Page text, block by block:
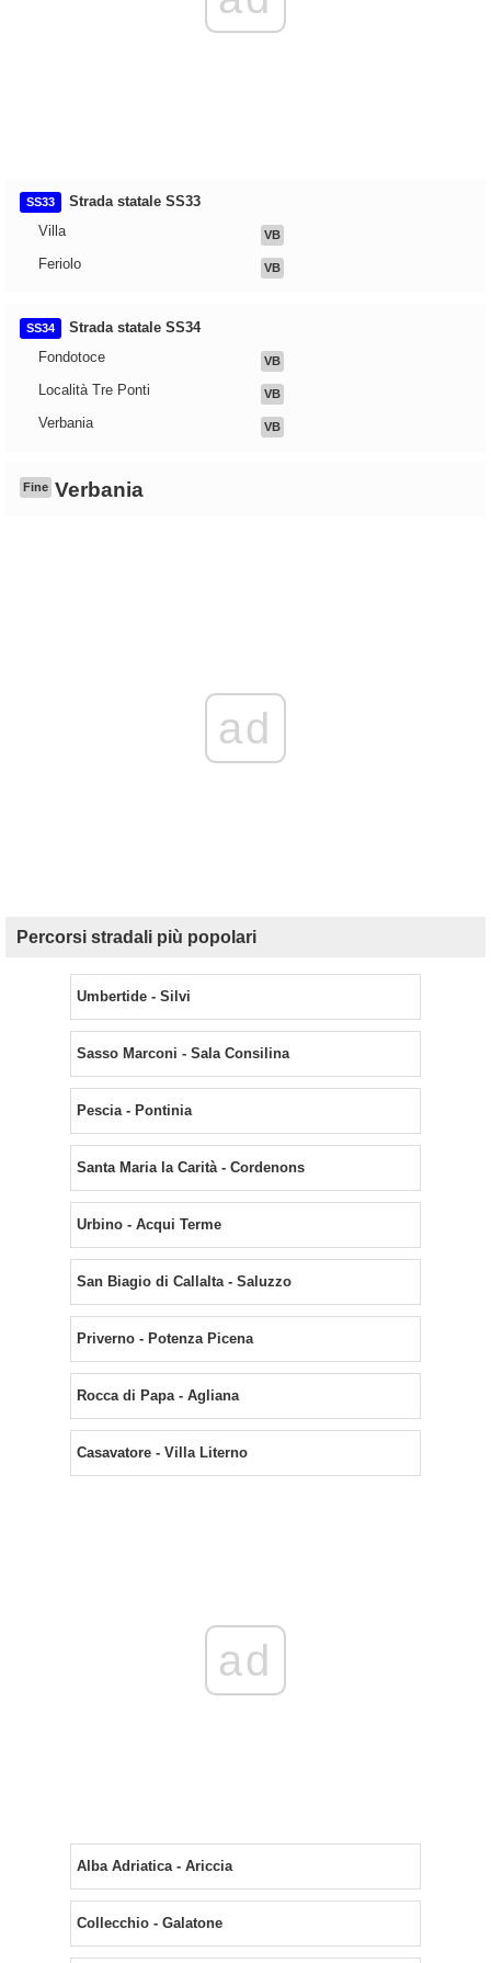
SS33
Strada statale SS33
Villa
VB
Feriolo VB
SS34
Strada statale SS34
Fondotoce
VB
Località Tre Ponti VB
Verbania VB
Fine Verbania
ad
Percorsi stradali più popolari
Umbertide - Silvi
Sasso Marconi - Sala Consilina
Pescia - Pontinia
Santa Maria la Carità - Cordenons
Urbino - Acqui Terme
San Biagio di Callalta - Saluzzo
Priverno - Potenza Picena
Rocca di Papa - Agliana
Casavatore - Villa Literno
ad
Alba Adriatica - Ariccia
Collecchio - Galatone